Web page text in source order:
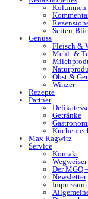
Kolumnen
Seiten-
Genuss
Fleisch &
Mehl- &
Obst &
Winzer
Rezepte
Partner
Getränke
Max Ragwitz
Service
Kontakt
Der MGQ
Newsletter
Impressum